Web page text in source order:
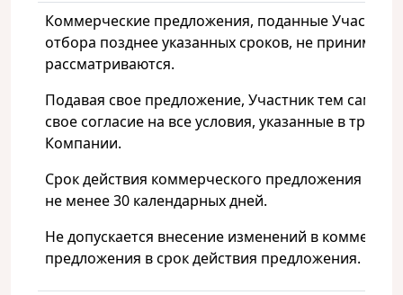
Коммерческие предложения, поданные
отбора позднее указанных сроков, не
рассматриваются.
Подавая свое предложение, Участник тем самым
свое согласие на все условия, указанные в
Компании.
Срок действия коммерческого предложения
не менее 30 календарных дней.
Не допускается внесение изменений в
предложения в срок действия предложения.